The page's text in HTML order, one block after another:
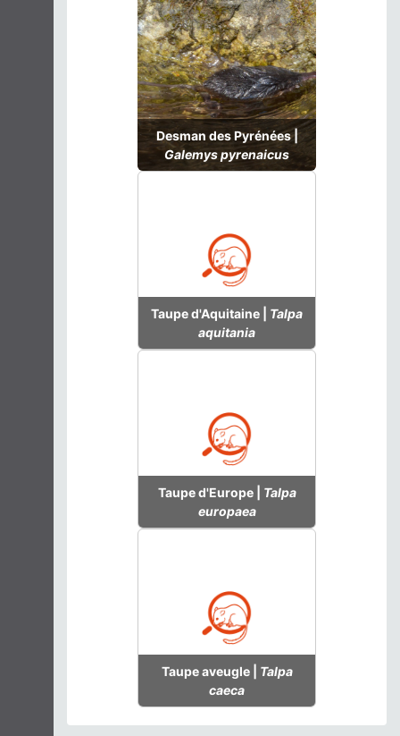
Desman des Pyrénées |
Galemys pyrenaicus
Taupe d'Aquitaine | Talpa
aquitania
Taupe d'Europe | Talpa
europaea
Taupe aveugle | Talpa
caeca